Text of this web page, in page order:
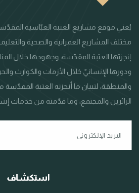
يُعني موقع مشاريع العتبة العبّاسية
مختلف المشاريع العمرانية والصحية
إنجزتها العتبة المقدّسة، وجهودها خلال
ودورها الإنسانيّ خلال الأزمات والكوارث
والمنطقة، لتبيان ما أنجزته العتبة
الزائرين والمجتمع، وما قدّمته من خدمات
استكشاف